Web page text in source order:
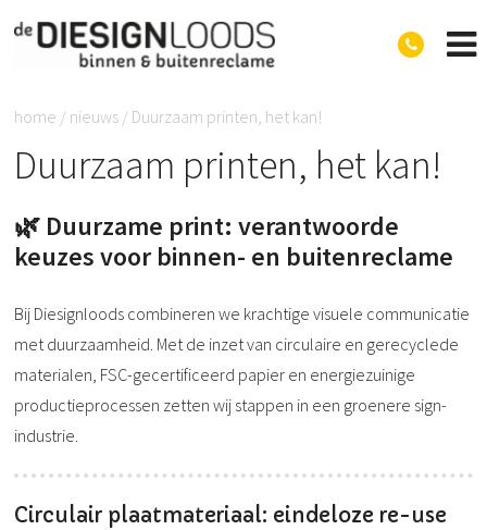
home / nieuws / Duurzaam printen, het kan!
Duurzaam printen, het kan!
🌿 Duurzame print: verantwoorde
keuzes voor binnen- en buitenreclame
Bij Diesignloods combineren we krachtige visuele communicatie
met duurzaamheid. Met de inzet van circulaire en gerecyclede
materialen, FSC-gecertificeerd papier en energiezuinige
productieprocessen zetten wij stappen in een groenere sign-
industrie.
Circulair plaatmateriaal: eindeloze re-use